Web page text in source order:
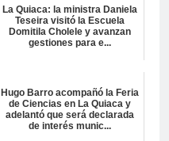
La Quiaca: la ministra Daniela
Teseira visitó la Escuela
Domitila Cholele y avanzan
gestiones para e...
Hugo Barro acompañó la Feria
de Ciencias en La Quiaca y
adelantó que será declarada
de interés munic...